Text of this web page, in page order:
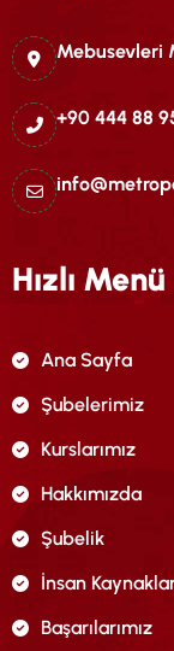
Mebusevleri
+90 444 88
Hızlı Menü
Ana Sayfa
Şubelerimiz
Kurslarımız
Hakkımızda
Şubelik
İnsan
Başarılarımız